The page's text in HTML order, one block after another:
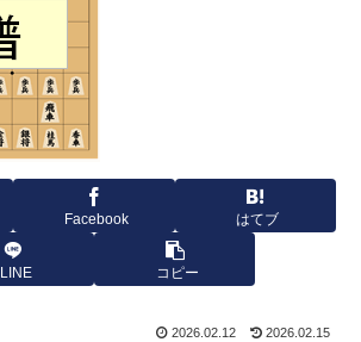
Facebook はてブ
LINE コピー
2026.02.12 2026.02.15